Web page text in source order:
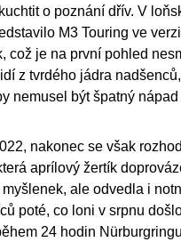
o poznání dřív. V
M3 Touring ve
což je na první pohled
z tvrdého jádra
nemusel být špatný
nakonec se však
aprílový žertík
ale odvedla i
poté, co loni v srpnu
24 hodin